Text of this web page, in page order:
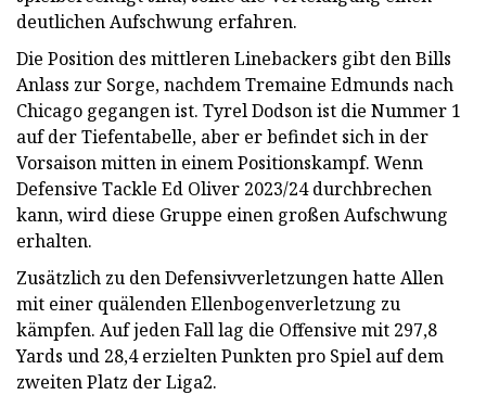
deutlichen Aufschwung erfahren.
Die Position des mittleren Linebackers gibt den Bills
Anlass zur Sorge, nachdem Tremaine Edmunds nach
Chicago gegangen ist. Tyrel Dodson ist die Nummer 1
auf der Tiefentabelle, aber er befindet sich in der
Vorsaison mitten in einem Positionskampf. Wenn
Defensive Tackle Ed Oliver 2023/24 durchbrechen
kann, wird diese Gruppe einen großen Aufschwung
erhalten.
Zusätzlich zu den Defensivverletzungen hatte Allen
mit einer quälenden Ellenbogenverletzung zu
kämpfen. Auf jeden Fall lag die Offensive mit 297,8
Yards und 28,4 erzielten Punkten pro Spiel auf dem
zweiten Platz der Liga2.